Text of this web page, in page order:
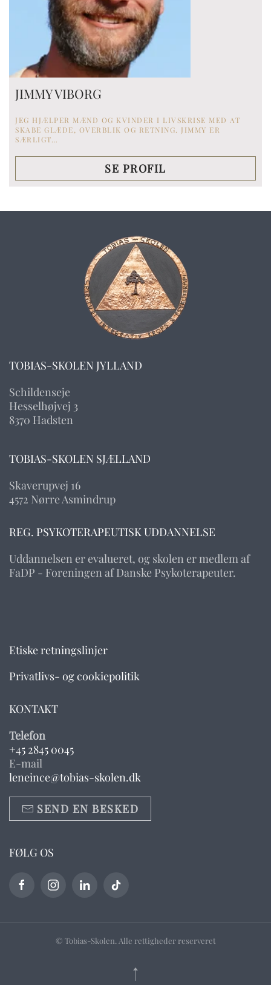
JIMMY VIBORG
JEG HJÆLPER MÆND OG KVINDER I LIVSKRISE MED AT
SKABE GLÆDE, OVERBLIK OG RETNING. JIMMY ER
SÆRLIGT…
SE PROFIL
TOBIAS-SKOLEN JYLLAND
Schildenseje
Hesselhøjvej 3
8370 Hadsten
TOBIAS-SKOLEN SJÆLLAND
Skaverupvej 16
4572 Nørre Asmindrup
REG. PSYKOTERAPEUTISK UDDANNELSE
Uddannelsen er evalueret, og skolen er medlem af
FaDP - Foreningen af Danske Psykoterapeuter.
Etiske retningslinjer
Privatlivs- og cookiepolitik
KONTAKT
Telefon
+45 2845 0045
E-mail
leneince@tobias-skolen.dk
SEND EN BESKED
FØLG OS
© Tobias-Skolen. Alle rettigheder reserveret